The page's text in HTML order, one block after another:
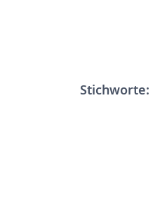
Stichworte: